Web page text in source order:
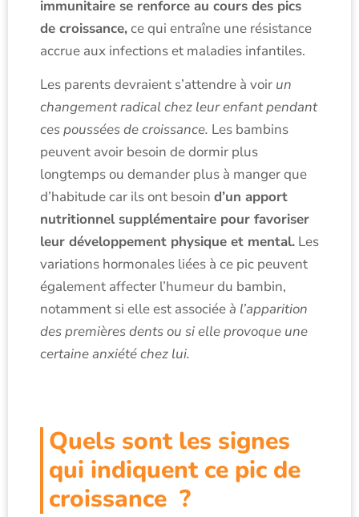
immunitaire se renforce au cours des pics
de croissance,ce qui entraîne une résistance
accrue aux infections et maladies infantiles.
Les parents devraient s’attendre à voir un
changement radical chez leur enfant pendant
ces poussées de croissance. Les bambins
peuvent avoir besoin de dormir plus
longtemps ou demander plus à manger que
d’habitude car ils ont besoin d’un apport
nutritionnel supplémentaire pour favoriser
leur développement physique et mental. Les
variations hormonales liées à ce pic peuvent
également affecter l’humeur du bambin,
notamment si elle est associéeà l’apparition
des premières dents ou si elle provoque une
certaine anxiété chez lui.
Quels sont les signes
qui indiquent ce pic de
croissance ?